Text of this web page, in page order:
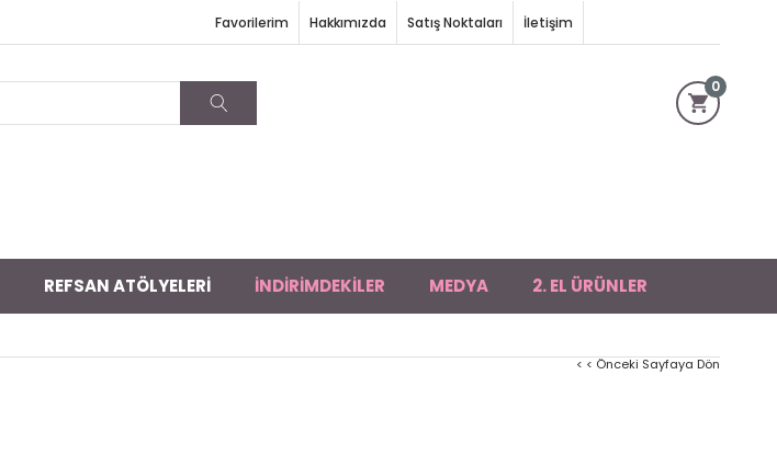
Hakkımızda Satış Noktaları İletişim
Favorilerim
0
REFSAN ATÖLYELERİ İNDİRİMDEKİLER MEDYA 2. EL ÜRÜNLER
< < Önceki Sayfaya Dön